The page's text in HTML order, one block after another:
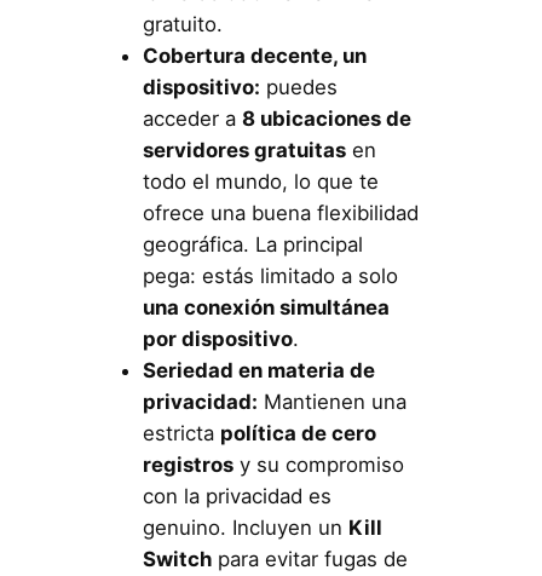
gratuito.
Cobertura decente, un
dispositivo: puedes
acceder a 8 ubicaciones de
servidores gratuitasen
todo el mundo, lo que te
ofrece una buena flexibilidad
geográfica. La principal
pega: estás limitado a solo
una conexión simultánea
por dispositivo.
Seriedad en materia de
privacidad: Mantienen una
estricta política de cero
registrosy su compromiso
con la privacidad es
genuino. Incluyen un Kill
Switchpara evitar fugas de